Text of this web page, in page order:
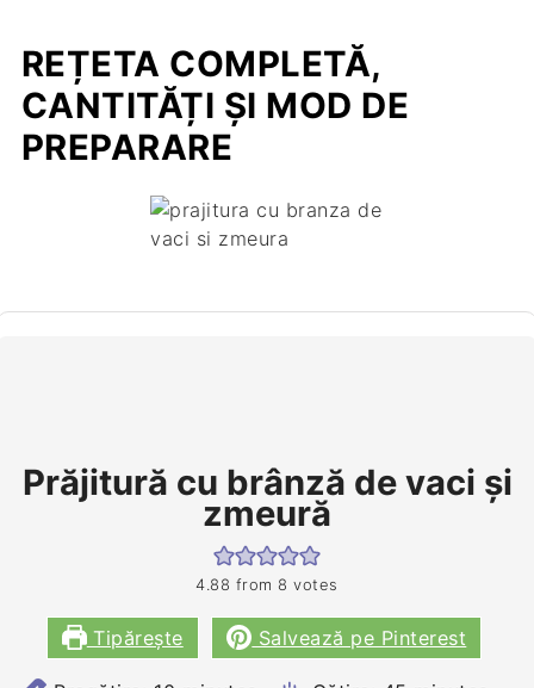
REȚETA COMPLETĂ,
CANTITĂȚI ȘI MOD DE
PREPARARE
Prăjitură cu brânză de vaci și
zmeură
4.88 from8 votes
Tipărește Salvează pe Pinterest